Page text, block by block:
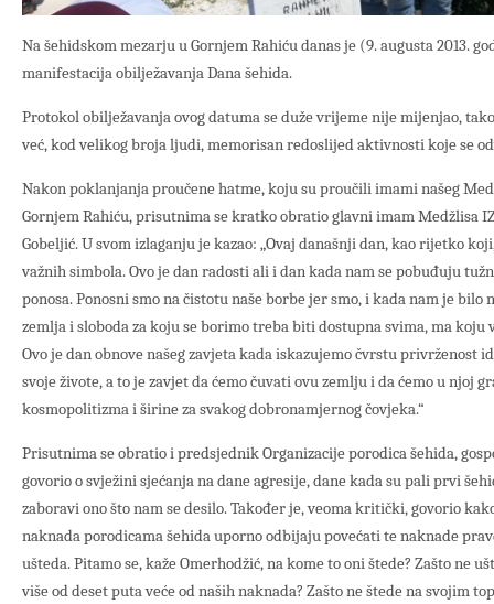
Na šehidskom mezarju u Gornjem Rahiću danas je (9. augusta 2013.
manifestacija obilježavanja Dana šehida.
Protokol obilježavanja ovog datuma se duže vrijeme nije mijenjao,
već, kod velikog broja ljudi, memorisan redoslijed aktivnosti koje se
Nakon poklanjanja proučene hatme, koju su proučili imami našeg
Gornjem Rahiću, prisutnima se kratko obratio glavni imam Medžlisa
Gobeljić. U svom izlaganju je kazao: „Ovaj današnji dan, kao rijetko
važnih simbola. Ovo je dan radosti ali i dan kada nam se pobuđuju
ponosa. Ponosni smo na čistotu naše borbe jer smo, i kada nam je bilo
zemlja i sloboda za koju se borimo treba biti dostupna svima, ma
Ovo je dan obnove našeg zavjeta kada iskazujemo čvrstu privrženost
svoje živote, a to je zavjet da ćemo čuvati ovu zemlju i da ćemo u njoj
kosmopolitizma i širine za svakog dobronamjernog čovjeka.“
Prisutnima se obratio i predsjednik Organizacije porodica šehida,
govorio o svježini sjećanja na dane agresije, dane kada su pali prvi
zaboravi ono što nam se desilo. Također je, veoma kritički, govorio
naknada porodicama šehida uporno odbijaju povećati te naknade
ušteda. Pitamo se, kaže Omerhodžić, na kome to oni štede? Zašto ne
više od deset puta veće od naših naknada? Zašto ne štede na svojim